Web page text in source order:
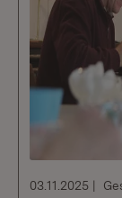
03.11.2025